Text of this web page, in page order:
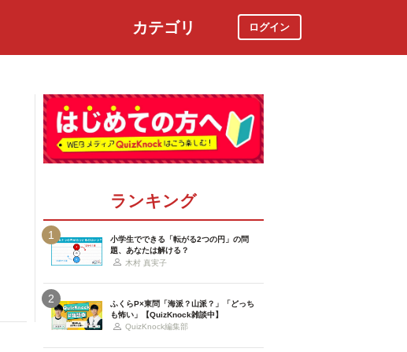
カテゴリ ログイン
ランキング
1
小学生でできる「転がる2つの円」の問
題、あなたは解ける？
木村 真実子
2
ふくらP×東問「海派？山派？」「どっち
も怖い」【QuizKnock雑談中】
QuizKnock編集部